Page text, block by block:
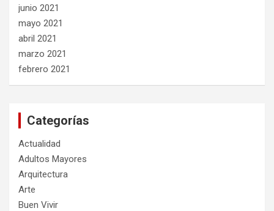
junio 2021
mayo 2021
abril 2021
marzo 2021
febrero 2021
Categorías
Actualidad
Adultos Mayores
Arquitectura
Arte
Buen Vivir